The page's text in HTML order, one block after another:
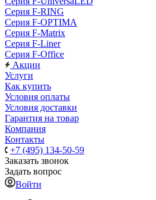
Серия F-RING
Серия F-OPTIMA
Серия F-Matrix
Серия F-Liner
Серия F-Office
Акции
Услуги
Как купить
Условия оплаты
Условия доставки
Гарантия на товар
Компания
Контакты
+7 (495) 134-50-59
Заказать звонок
Задать вопрос
Войти